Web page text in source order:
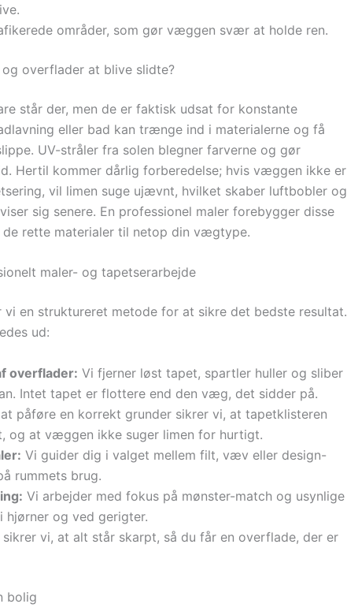
områder, som gør væggen svær at holde ren.
overflader at blive slidte?
står der, men de er faktisk udsat for konstante
eller bad kan trænge ind i materialerne og få
UV-stråler fra solen blegner farverne og gør
Hertil kommer dårlig forberedelse; hvis væggen ikke er
vil limen suge ujævnt, hvilket skaber luftbobler og
sig senere. En professionel maler forebygger disse
rette materialer til netop din vægtype.
maler- og tapetserarbejde
en struktureret metode for at sikre det bedste resultat.
ud:
overflader: Vi fjerner løst tapet, spartler huller og sliber
Intet tapet er flottere end den væg, det sidder på.
påføre en korrekt grunder sikrer vi, at tapetklisteren
og at væggen ikke suger limen for hurtigt.
Vi guider dig i valget mellem filt, væv eller design-
rummets brug.
Vi arbejder med fokus på mønster-match og usynlige
hjørner og ved gerigter.
sikrer vi, at alt står skarpt, så du får en overflade, der er
bolig